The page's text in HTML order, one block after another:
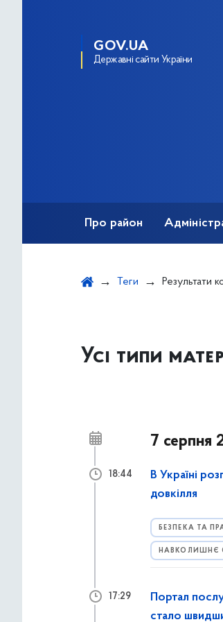
GOV.UA
Державні сайти України
Про район
Теги Результати
Усі типи
7 серпня
В Україні
довкілля
БЕЗПЕКА ТА
НАВКОЛИШНЄ
18:44
Портал
стало
17:29